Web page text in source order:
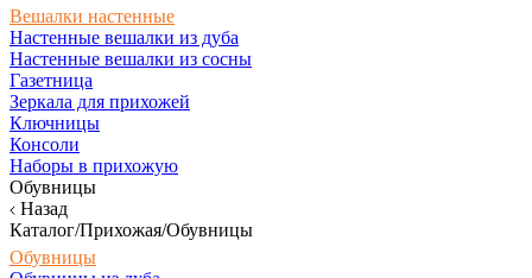
Вешалки настенные
Настенные вешалки из дуба
Настенные вешалки из сосны
Газетница
Зеркала для прихожей
Ключницы
Консоли
Наборы в прихожую
Обувницы
Назад
Каталог/Прихожая/Обувницы
Обувницы